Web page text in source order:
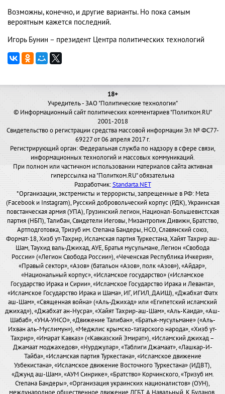
Возможны, конечно, и другие варианты. Но пока самым
вероятным кажется последний.
Игорь Бунин – президент Центра политических технологий
18+
Учредитель - ЗАО "Политические технологии"
© Информационный сайт политических комментариев "Политком.RU"
2001-2018
Свидетельство о регистрации средства массовой информации Эл № ФС77-
69227 от 06 апреля 2017 г.
Регистрирующий орган: Федеральная служба по надзору в сфере связи,
информационных технологий и массовых коммуникаций.
При полном или частичном использовании материалов сайта активная
гиперссылка на "Политком.RU" обязательна
Разработчик:Standarta.NET
*Организации, экстремисты и террористы, запрещенные в РФ: Meta
(Facebook и Instagram), Русский добровольческий корпус (РДК), Украинская
повстанческая армия (УПА), Грузинский легион, Национал-Большевистская
партия (НБП), Талибан, Свидетели Иеговы, Мизантропик Дивижн, Братство,
Артподготовка, Тризуб им. Степана Бандеры, НСО, Славянский союз,
Формат-18, Хизб ут-Тахрир, Исламская партия Туркестана, Хайят Тахрир аш-
Шам, Таухид валь-Джихад, АУЕ, Братья мусульмане, Легион «Свобода
России» («Легион Свобода России»), «Чеченская Республика Ичкерия»,
«Правый сектор», «Азов» (батальон «Азов», полк «Азов»), «Айдар»,
«Национальный корпус», «Исламское государство» («Исламское
Государство Ирака и Сирии», «Исламское Государство Ирака и Леванта»,
«Исламское Государство Ирака и Шама», ИГ, ИГИЛ, ДАИШ), «Джабхат Фатх
аш-Шам», «Священная война» («Аль-Джихад» или «Египетский исламский
джихад»), «Джабхат ан-Нусра», «Хайят Тахрир-аш-Шам», «Аль-Каида», «Аш-
Шабаб», «УНА-УНСО», «Движение Талибан», «Братья-мусульмане» («Аль-
Ихван аль-Муслимун»), «Меджлис крымско-татарского народа», «Хизб ут-
Тахрир», «Имарат Кавказ» («Кавказский Эмират»), «Исламский джихад –
Джамаат моджахедов», «Нурджулар», «Таблиги Джамаат», «Лашкар-И-
Тайба», «Исламская партия Туркестана», «Исламское движение
Узбекистана», «Исламское движение Восточного Туркестана» (ИДВТ),
«Джунд аш-Шам», «АУМ Синрике», «Братство» Корчинского, «Тризуб им.
Степана Бандеры», «Организация украинских националистов» (ОУН),